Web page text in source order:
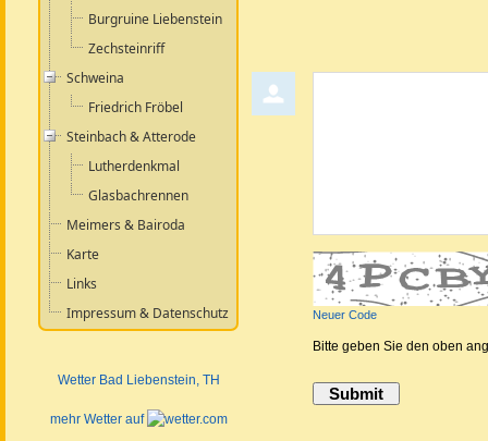
Burgruine Liebenstein
Zechsteinriff
Schweina
Friedrich Fröbel
Steinbach & Atterode
Lutherdenkmal
Glasbachrennen
Meimers & Bairoda
Karte
Links
Impressum & Datenschutz
Wetter Bad Liebenstein, TH
mehr Wetter auf
Neuer Code
Bitte geben Sie den oben